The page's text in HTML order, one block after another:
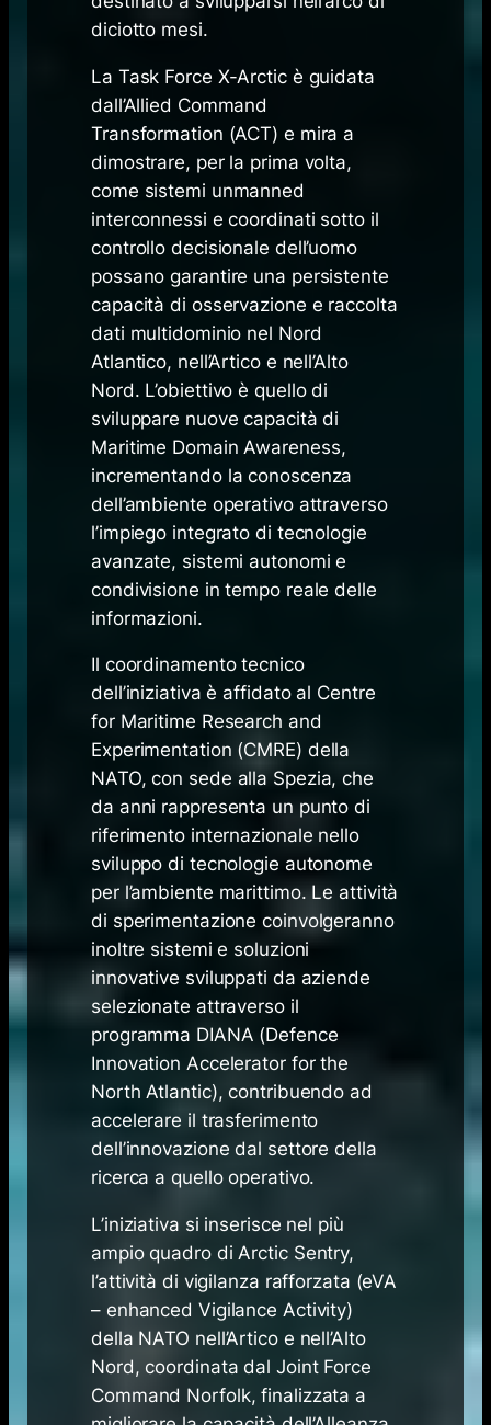
diciotto mesi.
La Task Force X-Arctic è guidata
dall’Allied Command
Transformation (ACT) e mira a
dimostrare, per la prima volta,
come sistemi unmanned
interconnessi e coordinati sotto il
controllo decisionale dell’uomo
possano garantire una persistente
capacità di osservazione e raccolta
dati multidominio nel Nord
Atlantico, nell’Artico e nell’Alto
Nord. L’obiettivo è quello di
sviluppare nuove capacità di
Maritime Domain Awareness,
incrementando la conoscenza
dell’ambiente operativo attraverso
l’impiego integrato di tecnologie
avanzate, sistemi autonomi e
condivisione in tempo reale delle
informazioni.
Il coordinamento tecnico
dell’iniziativa è affidato al Centre
for Maritime Research and
Experimentation (CMRE) della
NATO, con sede alla Spezia, che
da anni rappresenta un punto di
riferimento internazionale nello
sviluppo di tecnologie autonome
per l’ambiente marittimo. Le attività
di sperimentazione coinvolgeranno
inoltre sistemi e soluzioni
innovative sviluppati da aziende
selezionate attraverso il
programma DIANA (Defence
Innovation Accelerator for the
North Atlantic), contribuendo ad
accelerare il trasferimento
dell’innovazione dal settore della
ricerca a quello operativo.
L’iniziativa si inserisce nel più
ampio quadro di Arctic Sentry,
l’attività di vigilanza rafforzata (eVA
– enhanced Vigilance Activity)
della NATO nell’Artico e nell’Alto
Nord, coordinata dal Joint Force
Command Norfolk, finalizzata a